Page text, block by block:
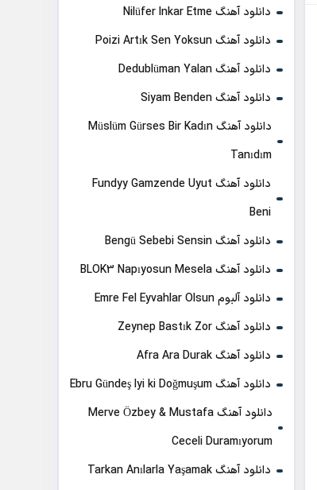
دانلود آهنگ Nilüfer Inkar Etme
دانلود آهنگ Poizi Artık Sen Yoksun
دانلود آهنگ Dedublüman Yalan
دانلود آهنگ Siyam Benden
دانلود آهنگ Müslüm Gürses Bir Kadın
Tanıdım
دانلود آهنگ Fundyy Gamzende Uyut
Beni
دانلود آهنگ Bengü Sebebi Sensin
دانلود آهنگ BLOK3 Napıyosun Mesela
دانلود آلبوم Emre Fel Eyvahlar Olsun
دانلود آهنگ Zeynep Bastık Zor
دانلود آهنگ Afra Ara Durak
دانلود آهنگ Ebru Gündeş Iyi ki Doğmuşum
دانلود آهنگ Merve Özbey & Mustafa
Ceceli Duramıyorum
دانلود آهنگ Tarkan Anılarla Yaşamak